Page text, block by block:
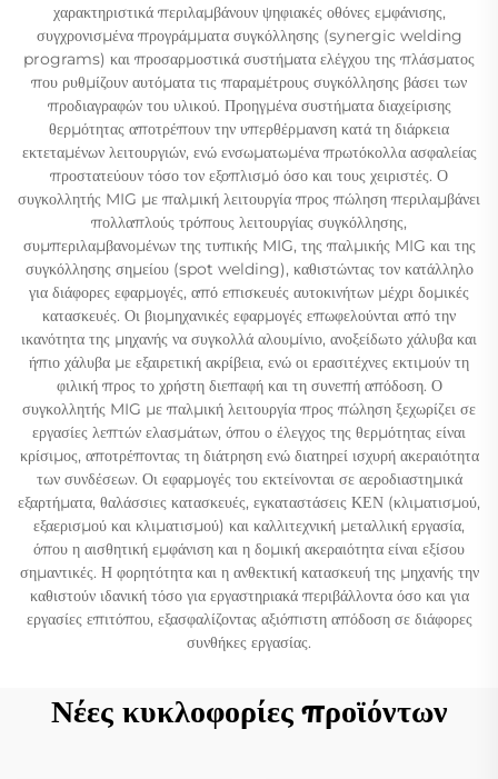
χαρακτηριστικά περιλαμβάνουν ψηφιακές οθόνες εμφάνισης,
συγχρονισμένα προγράμματα συγκόλλησης (synergic welding
programs) και προσαρμοστικά συστήματα ελέγχου της πλάσματος
που ρυθμίζουν αυτόματα τις παραμέτρους συγκόλλησης βάσει των
προδιαγραφών του υλικού. Προηγμένα συστήματα διαχείρισης
θερμότητας αποτρέπουν την υπερθέρμανση κατά τη διάρκεια
εκτεταμένων λειτουργιών, ενώ ενσωματωμένα πρωτόκολλα ασφαλείας
προστατεύουν τόσο τον εξοπλισμό όσο και τους χειριστές. Ο
συγκολλητής MIG με παλμική λειτουργία προς πώληση περιλαμβάνει
πολλαπλούς τρόπους λειτουργίας συγκόλλησης,
συμπεριλαμβανομένων της τυπικής MIG, της παλμικής MIG και της
συγκόλλησης σημείου (spot welding), καθιστώντας τον κατάλληλο
για διάφορες εφαρμογές, από επισκευές αυτοκινήτων μέχρι δομικές
κατασκευές. Οι βιομηχανικές εφαρμογές επωφελούνται από την
ικανότητα της μηχανής να συγκολλά αλουμίνιο, ανοξείδωτο χάλυβα και
ήπιο χάλυβα με εξαιρετική ακρίβεια, ενώ οι ερασιτέχνες εκτιμούν τη
φιλική προς το χρήστη διεπαφή και τη συνεπή απόδοση. Ο
συγκολλητής MIG με παλμική λειτουργία προς πώληση ξεχωρίζει σε
εργασίες λεπτών ελασμάτων, όπου ο έλεγχος της θερμότητας είναι
κρίσιμος, αποτρέποντας τη διάτρηση ενώ διατηρεί ισχυρή ακεραιότητα
των συνδέσεων. Οι εφαρμογές του εκτείνονται σε αεροδιαστημικά
εξαρτήματα, θαλάσσιες κατασκευές, εγκαταστάσεις ΚΕΝ (κλιματισμού,
εξαερισμού και κλιματισμού) και καλλιτεχνική μεταλλική εργασία,
όπου η αισθητική εμφάνιση και η δομική ακεραιότητα είναι εξίσου
σημαντικές. Η φορητότητα και η ανθεκτική κατασκευή της μηχανής την
καθιστούν ιδανική τόσο για εργαστηριακά περιβάλλοντα όσο και για
εργασίες επιτόπου, εξασφαλίζοντας αξιόπιστη απόδοση σε διάφορες
συνθήκες εργασίας.
Νέες κυκλοφορίες προϊόντων